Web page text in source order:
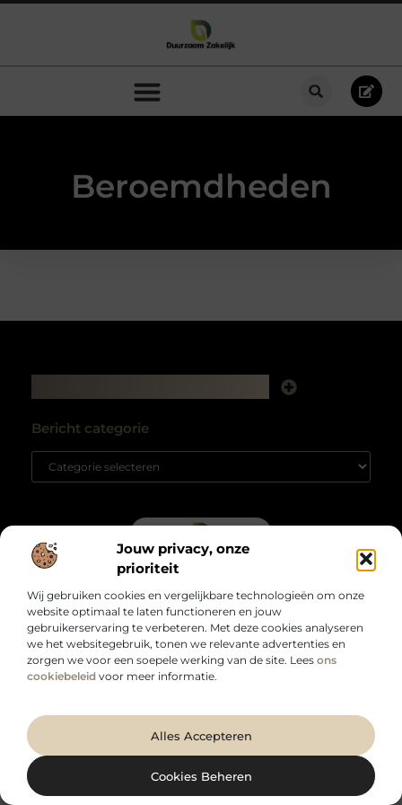
Jouw privacy, onze
prioriteit
Wij gebruiken cookies en vergelijkbare technologieën om onze
website optimaal te laten functioneren en jouw
gebruikerservaring te verbeteren. Met deze cookies analyseren
we het websitegebruik, tonen we relevante advertenties en
zorgen we voor een soepele werking van de site. Lees ons
cookiebeleid voor meer informatie.
Alles Accepteren
Cookies Beheren
Beroemdheden
Bericht categorie
Voor wie meer uit het dagelijks leven wil halen.
breed aanbod aan onderwerpen die je blik verruimen op
duurzaamzakelijk.nl.
@2025 All Right Reserved. Design bywww.duurzaamzakelijk.nl.